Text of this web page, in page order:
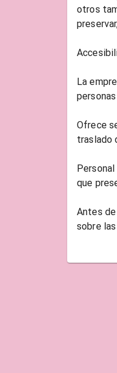
otros
La
Ofrece
traslado
que
Antes
sobre